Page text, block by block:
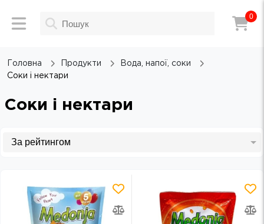
0
Головна Продукти
Вода, напої, соки
Соки і нектари
Соки і нектари